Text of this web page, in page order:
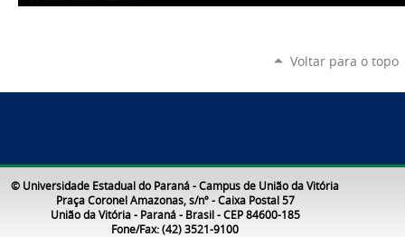
Voltar para o topo
© Universidade Estadual do Paraná - Campus de União da Vitória
Praça Coronel Amazonas, s/nº - Caixa Postal 57
União da Vitória - Paraná - Brasil - CEP 84600-185
Fone/Fax: (42) 3521-9100